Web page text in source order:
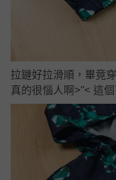
拉鏈好拉滑順，畢竟
真的很惱人啊>"< 這